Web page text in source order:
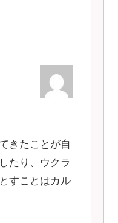
きたことが自
たり、ウクラ
すことはカル